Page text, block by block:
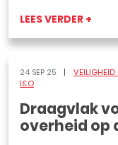
LEES VERDER +
24 SEP 25 VEILIGHEID
I&O
Draagvlak
overheid op